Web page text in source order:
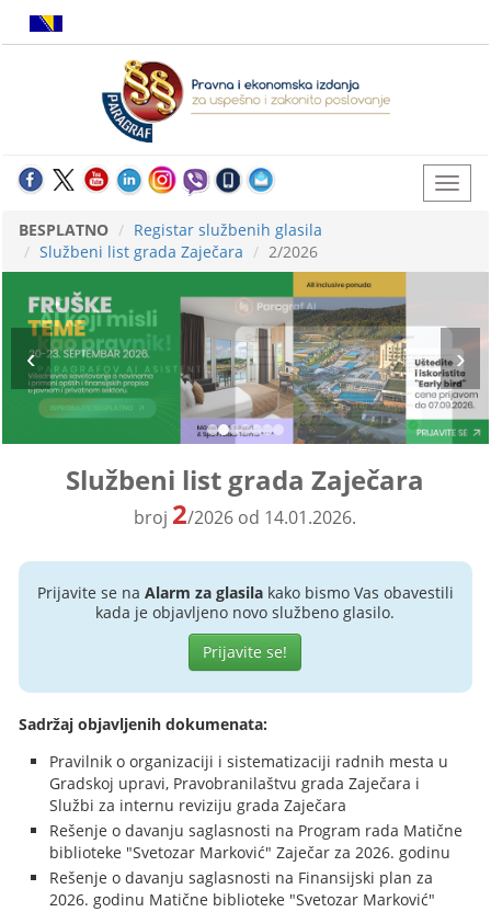
BESPLATNO
Registar službenih glasila
Službeni list grada Zaječara
2/2026
Službeni list grada Zaječara
broj 2/2026 od 14.01.2026.
Prijavite se na Alarm za glasilakako bismo Vas obavestili
kada je objavljeno novo službeno glasilo.
Prijavite se!
Sadržaj objavljenih dokumenata:
Pravilnik o organizaciji i sistematizaciji radnih mesta u
Gradskoj upravi, Pravobranilaštvu grada Zaječara i
Službi za internu reviziju grada Zaječara
Rešenje o davanju saglasnosti na Program rada Matične
biblioteke "Svetozar Marković" Zaječar za 2026. godinu
Rešenje o davanju saglasnosti na Finansijski plan za
2026. godinu Matične biblioteke "Svetozar Marković"